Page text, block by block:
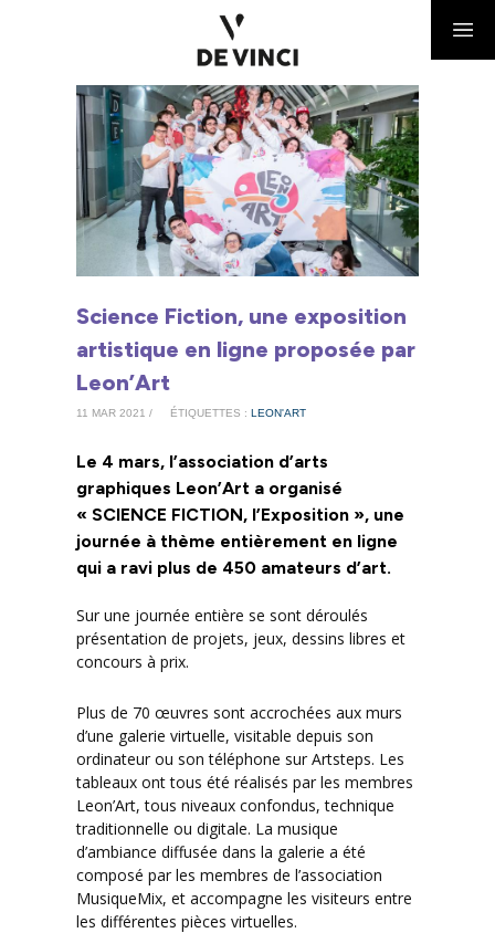
Science Fiction, une exposition
artistique en ligne proposée par
Leon’Art
11 MAR 2021 / ÉTIQUETTES : LEON'ART
Le 4 mars, l’association d’arts
graphiques Leon’Art a organisé
« SCIENCE FICTION, l’Exposition », une
journée à thème entièrement en ligne
qui a ravi plus de 450 amateurs d’art.
Sur une journée entière se sont déroulés
présentation de projets, jeux, dessins libres et
concours à prix.
Plus de 70 œuvres sont accrochées aux murs
d’une galerie virtuelle, visitable depuis son
ordinateur ou son téléphone sur Artsteps. Les
tableaux ont tous été réalisés par les membres
Leon’Art, tous niveaux confondus, technique
traditionnelle ou digitale. La musique
d’ambiance diffusée dans la galerie a été
composé par les membres de l’association
MusiqueMix, et accompagne les visiteurs entre
les différentes pièces virtuelles.